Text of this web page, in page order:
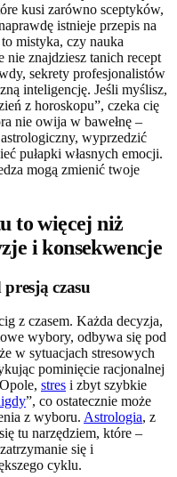
kusi zarówno sceptyków,
istnieje przepis na
mistyka, czy nauka
znajdziesz tanich recept
sekrety profesjonalistów
inteligencję. Jeśli myślisz,
z horoskopu”, czeka cię
nie owija w bawełnę –
wyprzedzić
pułapki własnych emocji.
mogą zmienić twoje
to więcej niż
i konsekwencje
czasu
z czasem. Każda decyzja,
wybory, odbywa się pod
w sytuacjach stresowych
pominięcie racjonalnej
stres i zbyt szybkie
”, co ostatecznie może
z wyboru. Astrologia, z
tu narzędziem, które –
się i
cyklu.